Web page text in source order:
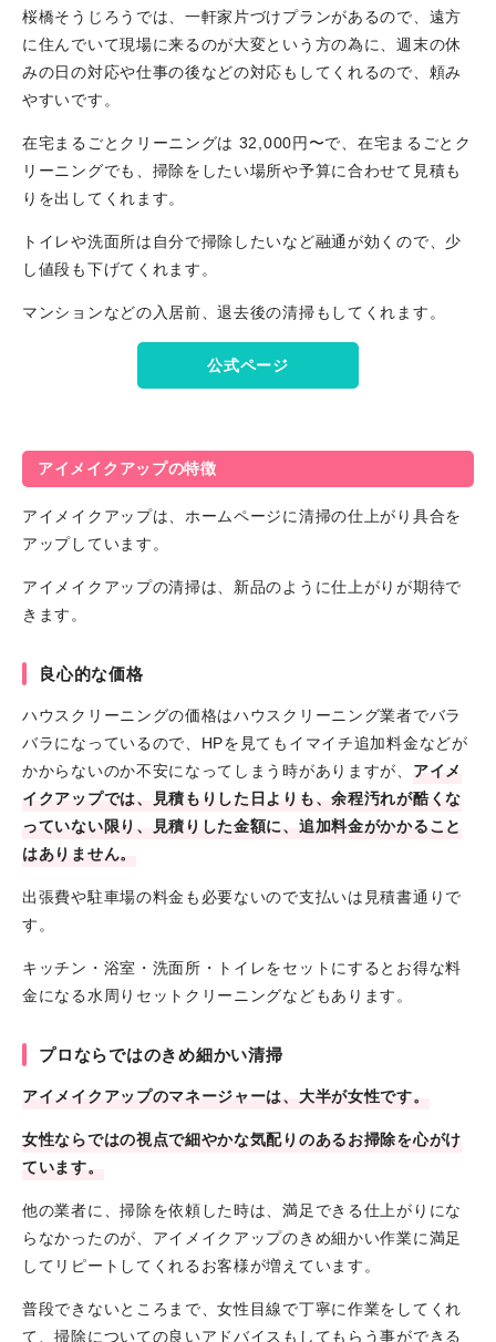
桜橋そうじろうでは、一軒家片づけプランがあるので、遠方
に住んでいて現場に来るのが大変という方の為に、週末の休
みの日の対応や仕事の後などの対応もしてくれるので、頼み
やすいです。
在宅まるごとクリーニングは 32,000円〜で、在宅まるごとク
リーニングでも、掃除をしたい場所や予算に合わせて見積も
りを出してくれます。
トイレや洗面所は自分で掃除したいなど融通が効くので、少
し値段も下げてくれます。
マンションなどの入居前、退去後の清掃もしてくれます。
公式ページ
アイメイクアップの特徴
アイメイクアップは、ホームページに清掃の仕上がり具合を
アップしています。
アイメイクアップの清掃は、新品のように仕上がりが期待で
きます。
良心的な価格
ハウスクリーニングの価格はハウスクリーニング業者でバラ
バラになっているので、HPを見てもイマイチ追加料金などが
かからないのか不安になってしまう時がありますが、 アイメ
イクアップでは、見積もりした日よりも、余程汚れが酷くな
っていない限り、見積りした金額に、追加料金がかかること
はありません。
出張費や駐車場の料金も必要ないので支払いは見積書通りで
す。
キッチン・浴室・洗面所・トイレをセットにするとお得な料
金になる水周りセットクリーニングなどもあります。
プロならではのきめ細かい清掃
アイメイクアップのマネージャーは、大半が女性です。
女性ならではの視点で細やかな気配りのあるお掃除を心がけ
ています。
他の業者に、掃除を依頼した時は、満足できる仕上がりにな
らなかったのが、アイメイクアップのきめ細かい作業に満足
してリピートしてくれるお客様が増えています。
普段できないところまで、女性目線で丁寧に作業をしてくれ
て、掃除についての良いアドバイスもしてもらう事ができる